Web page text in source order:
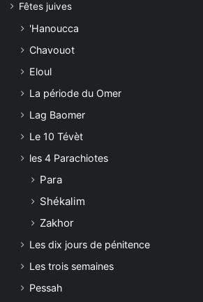
Fêtes juives
'Hanoucca
Chavouot
Eloul
La période du Omer
Lag Baomer
Le 10 Tévèt
les 4 Parachiotes
Para
Shékalim
Zakhor
Les dix jours de pénitence
Les trois semaines
Pessah